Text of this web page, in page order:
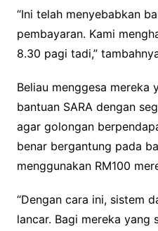
“Ini telah menyebabkan
pembayaran. Kami
8.30 pagi tadi,”
Beliau menggesa mereka
bantuan SARA dengan
agar golongan
benar bergantung pada
menggunakan RM100
“Dengan cara ini, sistem
lancar. Bagi mereka yang